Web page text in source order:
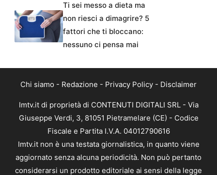
Ti sei messo a dieta ma
non riesci a dimagrire? 5
fattori che ti bloccano:
nessuno ci pensa mai
Chi siamo - Redazione - Privacy Policy - Disclaimer
Imtv.it di proprietà di CONTENUTI DIGITALI SRL - Via
Giuseppe Verdi, 3, 81051 Pietramelare (CE) - Codice
Fiscale e Partita I.V.A. 04012790616
Imtv.it non è una testata giornalistica, in quanto viene
aggiornato senza alcuna periodicità. Non può pertanto
considerarsi un prodotto editoriale ai sensi della legge